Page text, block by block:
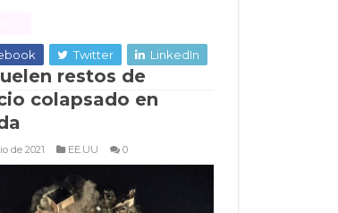
Twitter LinkedIn
restos de
colapsado en
de 2021 EE.UU 0